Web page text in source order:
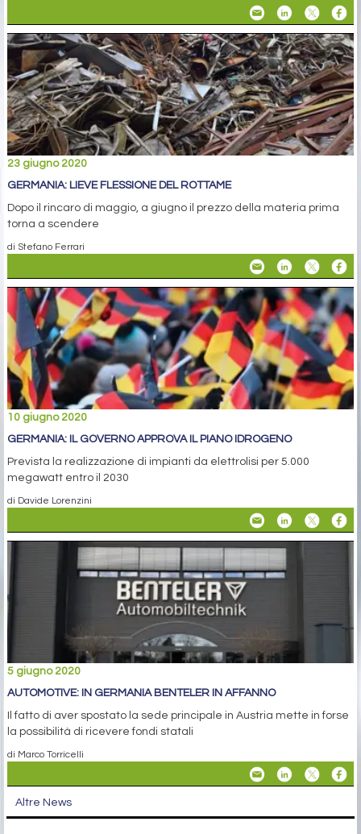
23 giugno 2020
GERMANIA: LIEVE FLESSIONE DEL ROTTAME
Dopo il rincaro di maggio, a giugno il prezzo della materia prima
torna a scendere
di Stefano Ferrari
10 giugno 2020
GERMANIA: IL GOVERNO APPROVA IL PIANO IDROGENO
Prevista la realizzazione di impianti da elettrolisi per 5.000
megawatt entro il 2030
di Davide Lorenzini
5 giugno 2020
AUTOMOTIVE: IN GERMANIA BENTELER IN AFFANNO
Il fatto di aver spostato la sede principale in Austria mette in forse
la possibilità di ricevere fondi statali
di Marco Torricelli
Altre News